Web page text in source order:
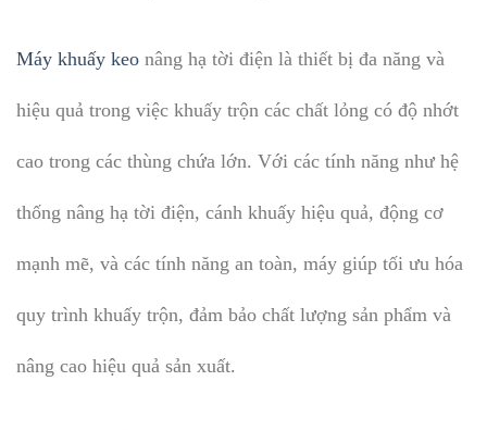
Máy khuấy keo nâng hạ tời điện là thiết bị đa năng và
hiệu quả trong việc khuấy trộn các chất lỏng có độ nhớt
cao trong các thùng chứa lớn. Với các tính năng như hệ
thống nâng hạ tời điện, cánh khuấy hiệu quả, động cơ
mạnh mẽ, và các tính năng an toàn, máy giúp tối ưu hóa
quy trình khuấy trộn, đảm bảo chất lượng sản phẩm và
nâng cao hiệu quả sản xuất.